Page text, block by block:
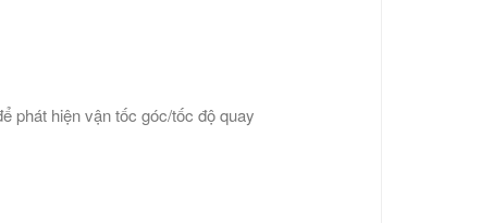
hiện vận tốc góc/tốc độ quay